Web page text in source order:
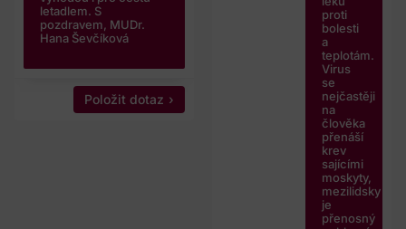
letadlem. S
pozdravem, MUDr.
Hana Ševčíková
Položit dotaz
proti
bolesti
a
teplotám.
Virus
se
nejčastěji
na
člověka
přenáší
krev
sajícími
moskyty,
mezilidsky
je
přenosný